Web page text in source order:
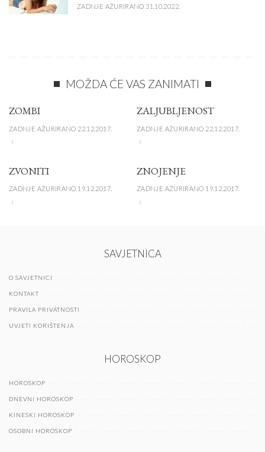
ZADNJE AŽURIRANO 31.10.2022.
MOŽDA ĆE VAS ZANIMATI
ZOMBI
ZADNJE AŽURIRANO 22.12.2017.
ZALJUBLJENOST
ZADNJE AŽURIRANO 22.12.2017.
ZVONITI
ZADNJE AŽURIRANO 19.12.2017.
ZNOJENJE
ZADNJE AŽURIRANO 19.12.2017.
SAVJETNICA
O SAVJETNICI
KONTAKT
PRAVILA PRIVATNOSTI
UVJETI KORIŠTENJA
HOROSKOP
HOROSKOP
DNEVNI HOROSKOP
KINESKI HOROSKOP
OSOBNI HOROSKOP